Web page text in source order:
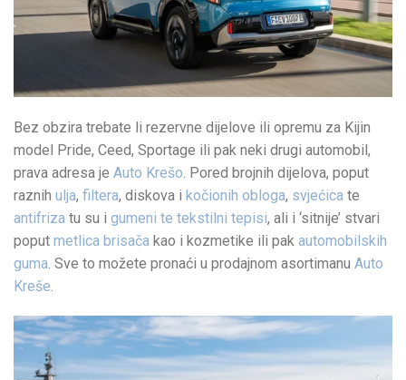
Bez obzira trebate li rezervne dijelove ili opremu za Kijin
model Pride, Ceed, Sportage ili pak neki drugi automobil,
prava adresa je Auto Krešo . Pored brojnih dijelova, poput
raznih ulja, filtera, diskova i kočionih obloga, svjećica te
antifriza tu su i gumeni te tekstilni tepisi, ali i ‘sitnije’ stvari
poput metlica brisača kao i kozmetike ili pak automobilskih
guma . Sve to možete pronaći u prodajnom asortimanu Auto
Kreše